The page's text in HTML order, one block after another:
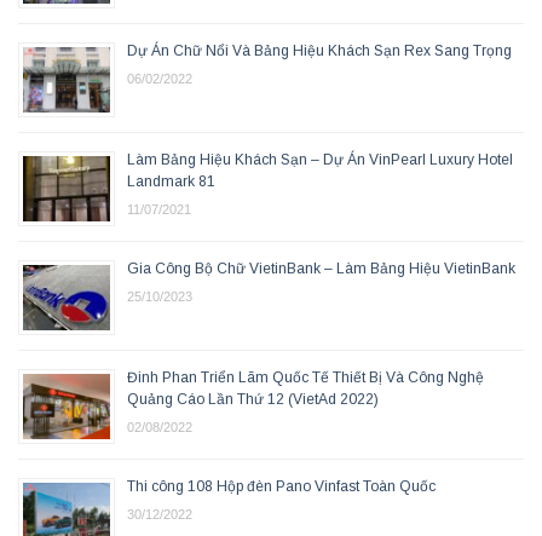
Dự Án Chữ Nổi Và Bảng Hiệu Khách Sạn Rex Sang Trọng
06/02/2022
Làm Bảng Hiệu Khách Sạn – Dự Án VinPearl Luxury Hotel
Landmark 81
11/07/2021
Gia Công Bộ Chữ VietinBank – Làm Bảng Hiệu VietinBank
25/10/2023
Đinh Phan Triển Lãm Quốc Tế Thiết Bị Và Công Nghệ
Quảng Cáo Lần Thứ 12 (VietAd 2022)
02/08/2022
Thi công 108 Hộp đèn Pano Vinfast Toàn Quốc
30/12/2022